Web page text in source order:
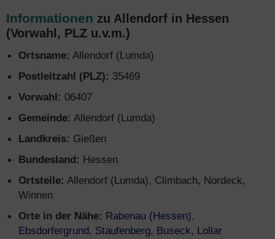
Informationen zu Allendorf in Hessen
(Vorwahl, PLZ u.v.m.)
Ortsname: Allendorf (Lumda)
Postleitzahl (PLZ): 35469
Vorwahl: 06407
Gemeinde: Allendorf (Lumda)
Landkreis: Gießen
Bundesland: Hessen
Ortsteile: Allendorf (Lumda), Climbach, Nordeck,
Winnen
Orte in der Nähe: Rabenau (Hessen),
Ebsdorfergrund, Staufenberg, Buseck, Lollar